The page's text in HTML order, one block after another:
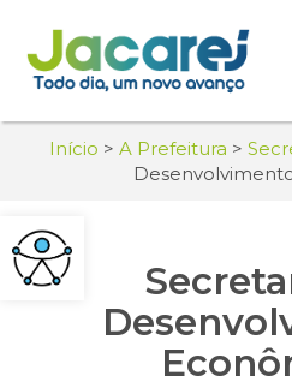
Pular
para
o
Início > A Prefeitura >